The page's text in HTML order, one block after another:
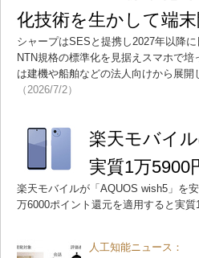
化技術を生かして端末
シャープはSESと提携し2027年以降
NTN規格の標準化を見据えスマホで
は建機や船舶などの法人向けから展
（2026/7/2）
楽天モバイ
実質1万5900
楽天モバイルが「AQUOS wish5」を
万6000ポイント還元を適用すると実質
人工知能ニュース：